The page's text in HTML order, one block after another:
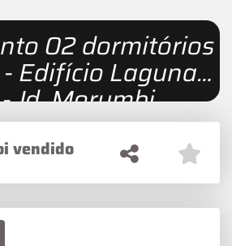
02 dormitórios
Edifício Laguna
Jd. Morumbi
vendido